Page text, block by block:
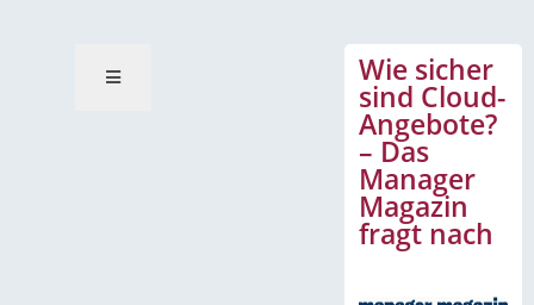
Wie sicher
sind Cloud-
Angebote?
– Das
Manager
Magazin
fragt nach